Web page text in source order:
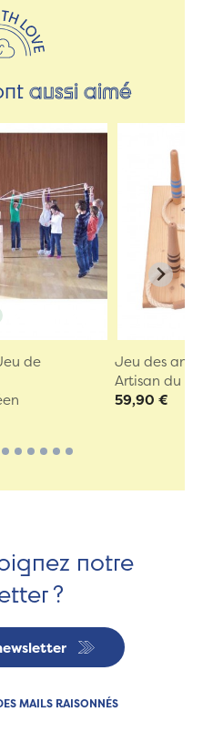
aussi aimé
de
Jeu des
Artisan du
59,90 €
notre
?
MAILS RAISONNÉS